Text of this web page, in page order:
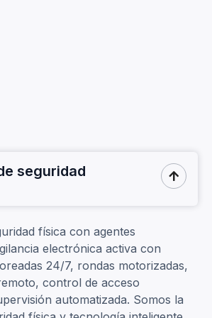
seguridad

física con agentes
electrónica activa con
24/7, rondas motorizadas,
control de acceso
automatizada. Somos la